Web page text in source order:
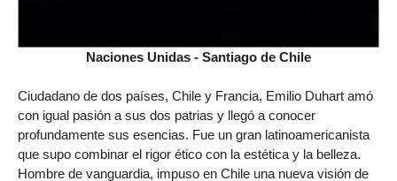
Naciones Unidas - Santiago de Chile
Ciudadano de dos países, Chile y Francia, Emilio Duhart amó
con igual pasión a sus dos patrias y llegó a conocer
profundamente sus esencias. Fue un gran latinoamericanista
que supo combinar el rigor ético con la estética y la belleza.
Hombre de vanguardia, impuso en Chile una nueva visión de